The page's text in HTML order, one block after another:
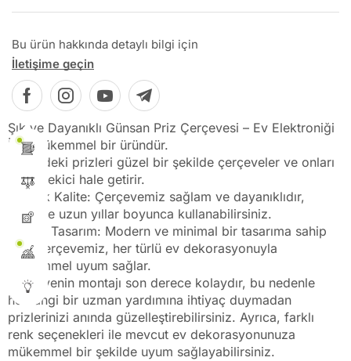
Bu ürün hakkında detaylı bilgi için
İletişime geçin
Şık ve Dayanıklı Günsan Priz Çerçevesi – Ev Elektroniği
İçin Mükemmel bir üründür.
Evinizdeki prizleri güzel bir şekilde çerçeveler ve onları
daha çekici hale getirir.
Yüksek Kalite: Çerçevemiz sağlam ve dayanıklıdır,
böylece uzun yıllar boyunca kullanabilirsiniz.
Estetik Tasarım: Modern ve minimal bir tasarıma sahip
olan çerçevemiz, her türlü ev dekorasyonuyla
mükemmel uyum sağlar.
Çerçevenin montajı son derece kolaydır, bu nedenle
herhangi bir uzman yardımına ihtiyaç duymadan
prizlerinizi anında güzelleştirebilirsiniz. Ayrıca, farklı
renk seçenekleri ile mevcut ev dekorasyonunuza
mükemmel bir şekilde uyum sağlayabilirsiniz.